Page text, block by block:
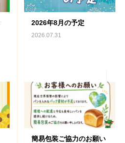
2026年8月の予定
2026.07.31
簡易包装ご協力のお願い